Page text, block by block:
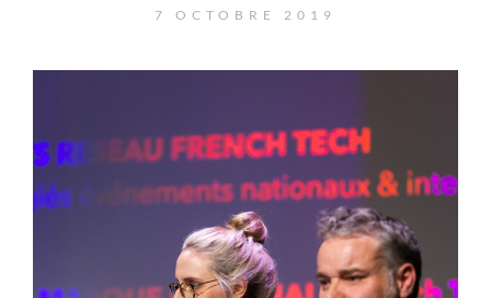
7 OCTOBRE 2019